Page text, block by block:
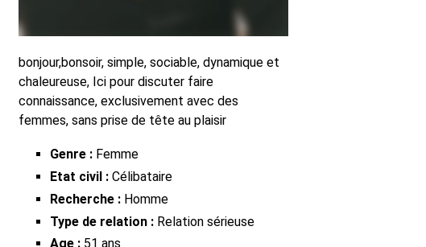
bonjour,bonsoir, simple, sociable, dynamique et
chaleureuse, Ici pour discuter faire
connaissance, exclusivement avec des
femmes, sans prise de tête au plaisir
Genre : Femme
Etat civil : Célibataire
Recherche : Homme
Type de relation : Relation sérieuse
Age : 51 ans